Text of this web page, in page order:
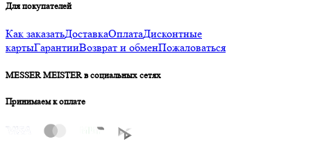
Для покупателей
Как заказатьДоставкаОплатаДисконтные
картыГарантииВозврат и обменПожаловаться
MESSER MEISTER в социальных сетях
Принимаем к оплате